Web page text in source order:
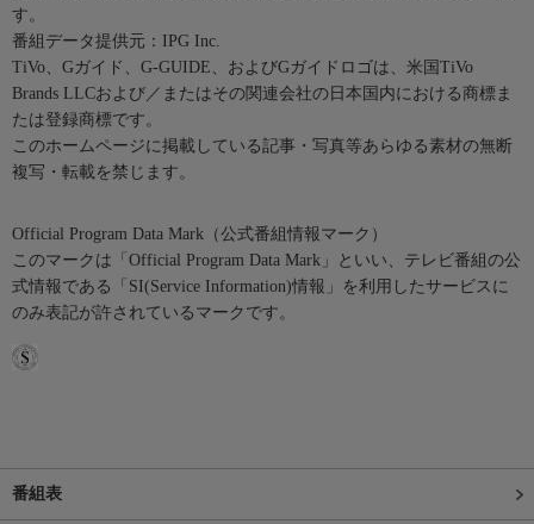
す。
番組データ提供元：IPG Inc.
TiVo、Gガイド、G-GUIDE、およびGガイドロゴは、米国TiVo
Brands LLCおよび／またはその関連会社の日本国内における商標ま
たは登録商標です。
このホームページに掲載している記事・写真等あらゆる素材の無断
複写・転載を禁じます。
Official Program Data Mark（公式番組情報マーク）
このマークは「Official Program Data Mark」といい、テレビ番組の公
式情報である「SI(Service Information)情報」を利用したサービスに
のみ表記が許されているマークです。
番組表